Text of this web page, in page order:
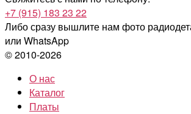
+7 (915) 183 23 22
Либо сразу вышлите нам фото
или WhatsApp
© 2010-2026
О нас
Каталог
Платы